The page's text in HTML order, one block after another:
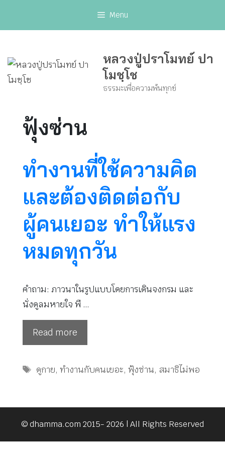
Menu
หลวงปู่ปราโมทย์ ปา
โมชฺโช
ธรรมะเพื่อความพ้นทุกข์
ฟุ้งซ่าน
ทำงานที่ใช้ความคิด
และต้องติดต่อกับ
ผู้คนเยอะ ทำให้แรง
หมดทุกวัน
คำถาม: ภาวนาในรูปแบบโดยการเดินจงกรม และ
นั่งดูลมหายใจ พื …
Read more
Tags
ดูกาย, ทำงานกับคนเยอะ, ฟุ้งซ่าน, สมาธิไม่พอ
© dhamma.com 2015- 2026 | All Rights Reserved